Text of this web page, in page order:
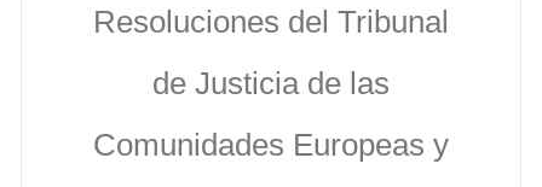
Resoluciones del Tribunal
de Justicia de las
Comunidades Europeas y